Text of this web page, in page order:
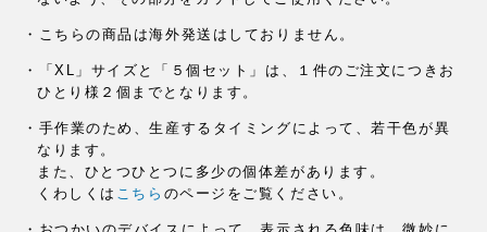
・こちらの商品は海外発送はしておりません。
・「XL」サイズと「５個セット」は、
１件のご注文につきお
ひとり様２個までとなります。
・手作業のため、生産するタイミングによって、若干色が異
なります。
また、ひとつひとつに多少の個体差があります。
くわしくは こちら のページをご覧ください。